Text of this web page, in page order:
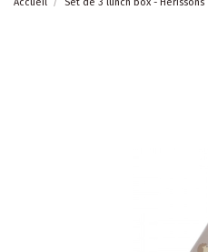
Accueil Set de 3 lunch box - Hérissons